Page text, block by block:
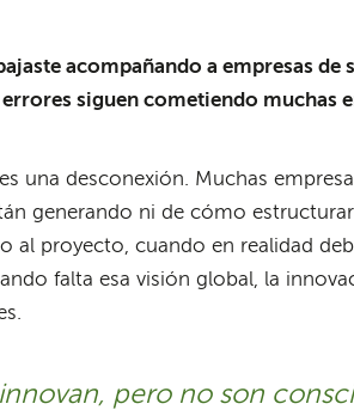
acompañando a empresas
siguen cometiendo muchas
una desconexión. Muchas
generando ni de cómo
al proyecto, cuando en realidad
falta esa visión global, la
pero no son